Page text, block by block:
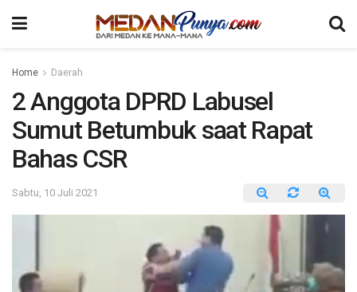
Home Daerah
2 Anggota DPRD Labusel
Sumut Betumbuk saat Rapat
Bahas CSR
Sabtu, 10 Juli 2021